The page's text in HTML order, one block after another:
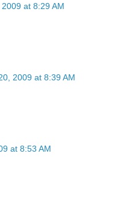
at 8:29 AM
2009 at 8:39 AM
at 8:53 AM